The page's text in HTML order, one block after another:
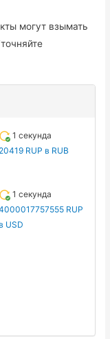
могут взымать
1 секунда
20419 RUP в RUB
1 секунда
RUP
в USD